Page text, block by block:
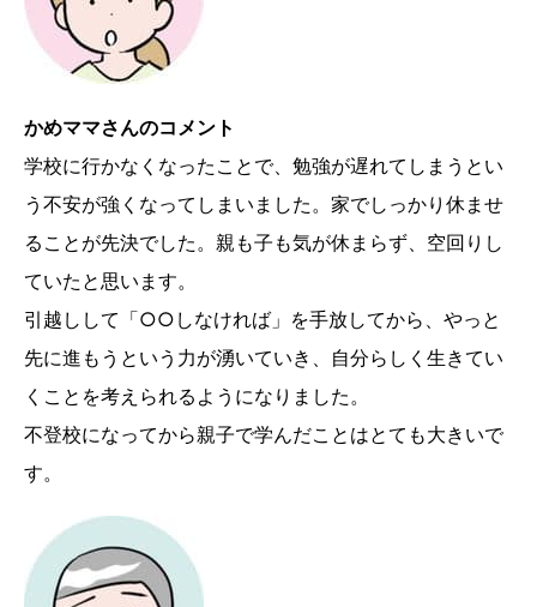
かめママさんのコメント
学校に行かなくなったことで、勉強が遅れてしまうとい
う不安が強くなってしまいました。家でしっかり休ませ
ることが先決でした。親も子も気が休まらず、空回りし
ていたと思います。
引越しして「○○しなければ」を手放してから、やっと
先に進もうという力が湧いていき、自分らしく生きてい
くことを考えられるようになりました。
不登校になってから親子で学んだことはとても大きいで
す。